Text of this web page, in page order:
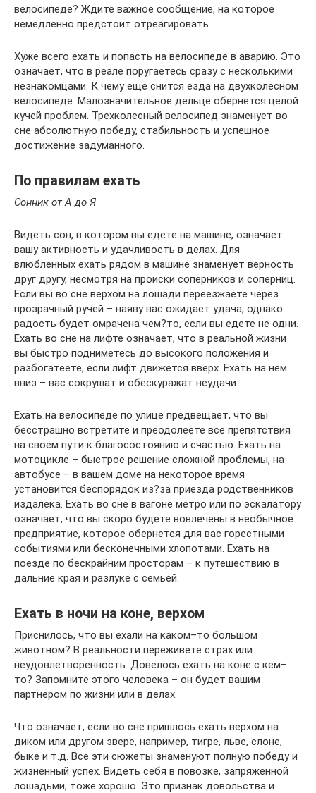
велосипеде? Ждите важное сообщение, на которое
немедленно предстоит отреагировать.
Хуже всего ехать и попасть на велосипеде в аварию. Это
означает, что в реале поругаетесь сразу с несколькими
незнакомцами. К чему еще снится езда на двухколесном
велосипеде. Малозначительное дельце обернется целой
кучей проблем. Трехколесный велосипед знаменует во
сне абсолютную победу, стабильность и успешное
достижение задуманного.
По правилам ехать
Сонник от А до Я
Видеть сон, в котором вы едете на машине, означает
вашу активность и удачливость в делах. Для
влюбленных ехать рядом в машине знаменует верность
друг другу, несмотря на происки соперников и соперниц.
Если вы во сне верхом на лошади переезжаете через
прозрачный ручей – наяву вас ожидает удача, однако
радость будет омрачена чем?то, если вы едете не одни.
Ехать во сне на лифте означает, что в реальной жизни
вы быстро подниметесь до высокого положения и
разбогатеете, если лифт движется вверх. Ехать на нем
вниз – вас сокрушат и обескуражат неудачи.
Ехать на велосипеде по улице предвещает, что вы
бесстрашно встретите и преодолеете все препятствия
на своем пути к благосостоянию и счастью. Ехать на
мотоцикле – быстрое решение сложной проблемы, на
автобусе – в вашем доме на некоторое время
установится беспорядок из?за приезда родственников
издалека. Ехать во сне в вагоне метро или по эскалатору
означает, что вы скоро будете вовлечены в необычное
предприятие, которое обернется для вас горестными
событиями или бесконечными хлопотами. Ехать на
поезде по бескрайним просторам – к путешествию в
дальние края и разлуке с семьей.
Ехать в ночи на коне, верхом
Приснилось, что вы ехали на каком–то большом
животном? В реальности переживете страх или
неудовлетворенность. Довелось ехать на коне с кем–
то? Запомните этого человека – он будет вашим
партнером по жизни или в делах.
Что означает, если во сне пришлось ехать верхом на
диком или другом звере, например, тигре, льве, слоне,
быке и т.д. Все эти сюжеты знаменуют полную победу и
жизненный успех. Видеть себя в повозке, запряженной
лошадьми, тоже хорошо. Это признак довольства и